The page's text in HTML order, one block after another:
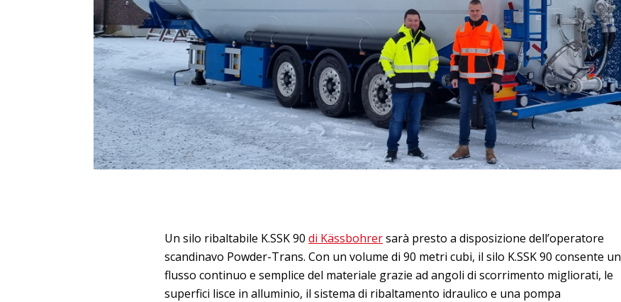
Un silo ribaltabile K.SSK 90 di Kässbohrersarà presto a disposizione dell’operatore
scandinavo Powder-Trans. Con un volume di 90 metri cubi, il silo K.SSK 90 consente un
flusso continuo e semplice del materiale grazie ad angoli di scorrimento migliorati, le
superfici lisce in alluminio, il sistema di ribaltamento idraulico e una pompa